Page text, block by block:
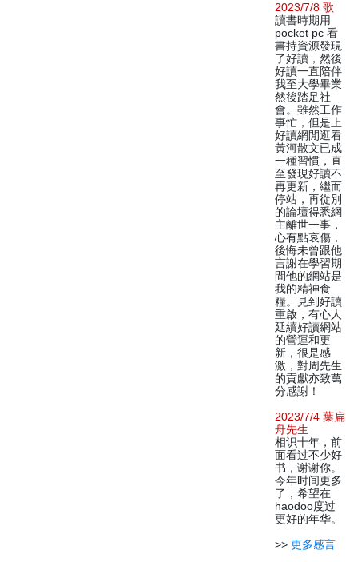
2023/7/8 歌
讀書時期用
pocket pc 看
書持資源發現
了好讀，然後
好讀一直陪伴
我至大學畢業
然後踏足社
會。雖然工作
事忙，但是上
好讀網閒逛看
黃河散文已成
一種習慣，直
至發現好讀不
再更新，繼而
停站，再從別
的論壇得悉網
主離世一事，
心有點哀傷，
後悔未曾跟他
言謝在學習期
間他的網站是
我的精神食
糧。見到好讀
重啟，有心人
延續好讀網站
的營運和更
新，很是感
激，對周先生
的貢獻亦致萬
分感謝！
2023/7/4 葉扁
舟先生
相识十年，前
面看过不少好
书，谢谢你。
今年时间更多
了，希望在
haodoo度过
更好的年华。
>> 更多感言